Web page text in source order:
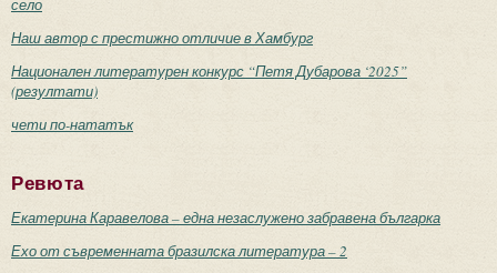
село
Наш автор с престижно отличие в Хамбург
Национален литературен конкурс “Петя Дубарова ‘2025”
(резултати)
чети по-нататък
Ревюта
Екатерина Каравелова – една незаслужено забравена българка
Ехо от съвременната бразилска литература – 2